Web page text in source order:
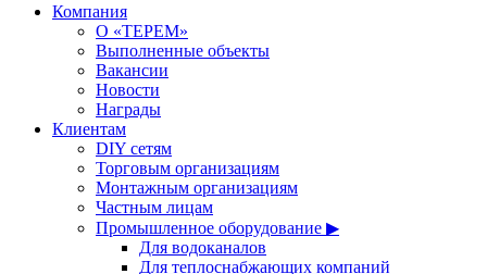
Компания
О «ТЕРЕМ»
Выполненные объекты
Вакансии
Новости
Награды
Клиентам
DIY сетям
Торговым организациям
Монтажным организациям
Частным лицам
Промышленное оборудование ▶
Для водоканалов
Для теплоснабжающих компаний